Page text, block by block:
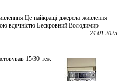
найкращі джерела живлення
вдячністю Бескровний Володимир
24.01.2025
15/30 теж